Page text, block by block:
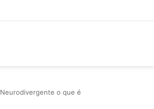
Neurodivergente o que é